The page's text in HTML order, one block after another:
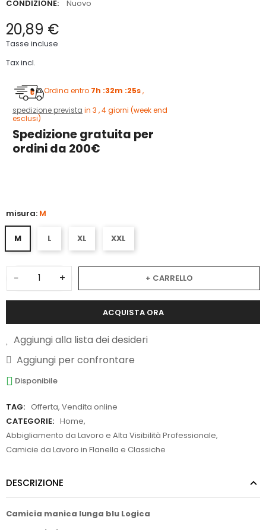
CONDIZIONE:
Nuovo
20,89 €
Tasse incluse
Tax incl.
Ordina entro 7h :32m :24s,
spedizione prevista in 3 , 4 giorni (week end
esclusi)
Spedizione gratuita per
ordini da 200€
misura: M
M L XL XXL
− + + CARRELLO
ACQUISTA ORA
Aggiungi alla lista dei desideri
Aggiungi per confrontare
Disponibile
TAG: Offerta, Vendita online
CATEGORIE: Home,
Abbigliamento da Lavoro e Alta Visibilità Professionale,
Camicie da Lavoro in Flanella e Classiche
DESCRIZIONE
Camicia manica lunga blu Logica